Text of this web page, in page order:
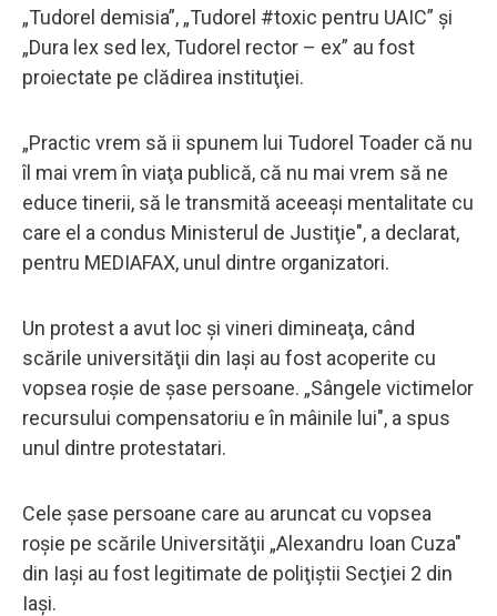
„Tudorel demisia”, „Tudorel #toxic pentru UAIC” şi
„Dura lex sed lex, Tudorel rector – ex” au fost
proiectate pe clădirea instituţiei.
„Practic vrem să ii spunem lui Tudorel Toader că nu
îl mai vrem în viaţa publică, că nu mai vrem să ne
educe tinerii, să le transmită aceeaşi mentalitate cu
care el a condus Ministerul de Justiţie", a declarat,
pentru MEDIAFAX, unul dintre organizatori.
Un protest a avut loc şi vineri dimineaţa, când
scările universităţii din Iaşi au fost acoperite cu
vopsea roşie de şase persoane. „Sângele victimelor
recursului compensatoriu e în mâinile lui", a spus
unul dintre protestatari.
Cele şase persoane care au aruncat cu vopsea
roşie pe scările Universităţii „Alexandru Ioan Cuza"
din Iaşi au fost legitimate de poliţiştii Secţiei 2 din
Iaşi.